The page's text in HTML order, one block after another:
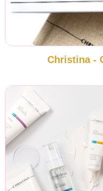
Christina -